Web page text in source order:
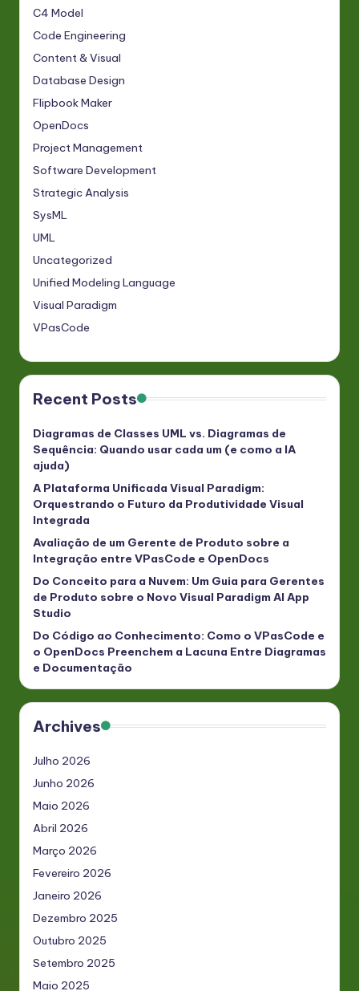
C4 Model
Code Engineering
Content & Visual
Database Design
Flipbook Maker
OpenDocs
Project Management
Software Development
Strategic Analysis
SysML
UML
Uncategorized
Unified Modeling Language
Visual Paradigm
VPasCode
Recent Posts
Diagramas de Classes UML vs. Diagramas de
Sequência: Quando usar cada um (e como a IA
ajuda)
A Plataforma Unificada Visual Paradigm:
Orquestrando o Futuro da Produtividade Visual
Integrada
Avaliação de um Gerente de Produto sobre a
Integração entre VPasCode e OpenDocs
Do Conceito para a Nuvem: Um Guia para Gerentes
de Produto sobre o Novo Visual Paradigm AI App
Studio
Do Código ao Conhecimento: Como o VPasCode e
o OpenDocs Preenchem a Lacuna Entre Diagramas
e Documentação
Archives
Julho 2026
Junho 2026
Maio 2026
Abril 2026
Março 2026
Fevereiro 2026
Janeiro 2026
Dezembro 2025
Outubro 2025
Setembro 2025
Maio 2025